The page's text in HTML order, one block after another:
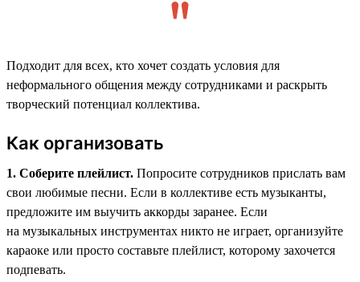
Подходит для всех, кто хочет создать условия для
неформального общения между сотрудниками и раскрыть
творческий потенциал коллектива.
Как организовать
1. Соберите плейлист. Попросите сотрудников прислать вам
свои любимые песни. Если в коллективе есть музыканты,
предложите им выучить аккорды заранее. Если
на музыкальных инструментах никто не играет, организуйте
караоке или просто составьте плейлист, которому захочется
подпевать.